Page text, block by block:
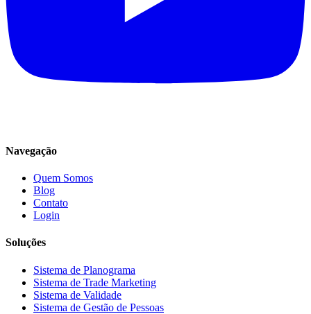
Navegação
Quem Somos
Blog
Contato
Login
Soluções
Sistema de Planograma
Sistema de Trade Marketing
Sistema de Validade
Sistema de Gestão de Pessoas